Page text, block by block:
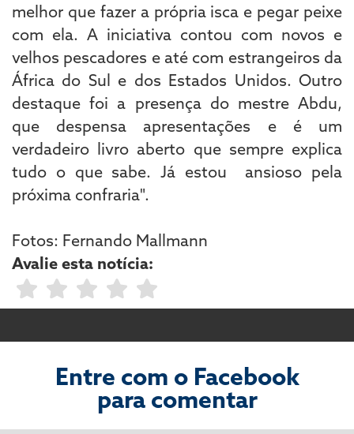
melhor que fazer a própria isca e pegar peixe
com ela. A iniciativa contou com novos e
velhos pescadores e até com estrangeiros da
África do Sul e dos Estados Unidos. Outro
destaque foi a presença do mestre Abdu,
que despensa apresentações e é um
verdadeiro livro aberto que sempre explica
tudo o que sabe. Já estou ansioso pela
próxima confraria".
Fotos: Fernando Mallmann
Avalie esta notícia:
Entre com o Facebook
para comentar